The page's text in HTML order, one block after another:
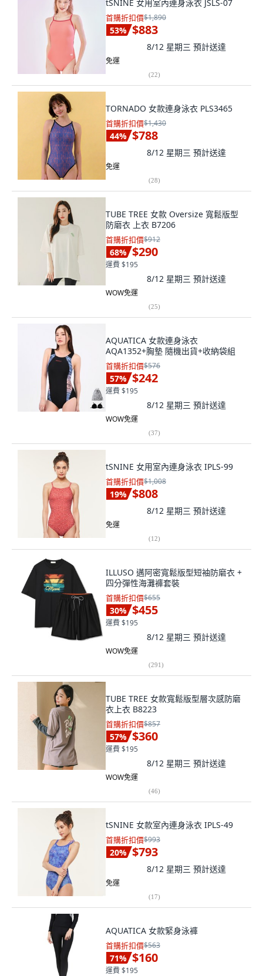
tSNINE 女用室內連身泳衣 JSLS-07
首購折扣價$1,890
53% $883
8/12 星期三 預計送達
免運
(22)
TORNADO 女款連身泳衣 PLS3465
首購折扣價$1,430
44% $788
8/12 星期三 預計送達
免運
(28)
TUBE TREE 女款 Oversize 寬鬆版型
防磨衣 上衣 B7206
首購折扣價$912
68% $290
運費 $195
8/12 星期三 預計送達
WOW免運
(25)
AQUATICA 女款連身泳衣
AQA1352+胸墊 隨機出貨+收納袋組
首購折扣價$576
57% $242
運費 $195
8/12 星期三 預計送達
WOW免運
(37)
tSNINE 女用室內連身泳衣 IPLS-99
首購折扣價$1,008
19% $808
8/12 星期三 預計送達
免運
(12)
ILLUSO 邁阿密寬鬆版型短袖防磨衣 +
四分彈性海灘褲套裝
首購折扣價$655
30% $455
運費 $195
8/12 星期三 預計送達
WOW免運
(291)
TUBE TREE 女款寬鬆版型層次感防磨
衣上衣 B8223
首購折扣價$857
57% $360
運費 $195
8/12 星期三 預計送達
WOW免運
(46)
tSNINE 女款室內連身泳衣 IPLS-49
首購折扣價$993
20% $793
8/12 星期三 預計送達
免運
(17)
AQUATICA 女款緊身泳褲
首購折扣價$563
71% $160
運費 $195